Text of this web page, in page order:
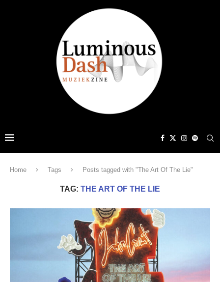
Home Tags Posts tagged with "The Art Of The Lie"
TAG: THE ART OF THE LIE